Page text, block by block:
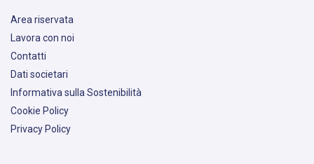
Area riservata
Lavora con noi
Contatti
Dati societari
Informativa sulla Sostenibilità
Cookie Policy
Privacy Policy